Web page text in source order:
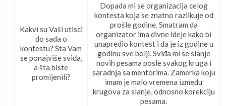
Kakvi su Vaši utisci
do sada o
kontestu? Šta Vam
se ponajviše sviđa,
a šta biste
promijenili?
Dopada mi se organizacija celog
kontesta koja se znatno razlikuje od
prošle godine. Smatram da
organizator ima divne ideje kako bi
unapredio kontest i da je iz godine u
godinu sve bolji. Sviđa mi se slanje
novih pesama posle svakog kruga i
saradnja sa mentorima. Zamerka koju
imam je malo vremena između
krugova za slanje, odnosno korekciju
pesama.